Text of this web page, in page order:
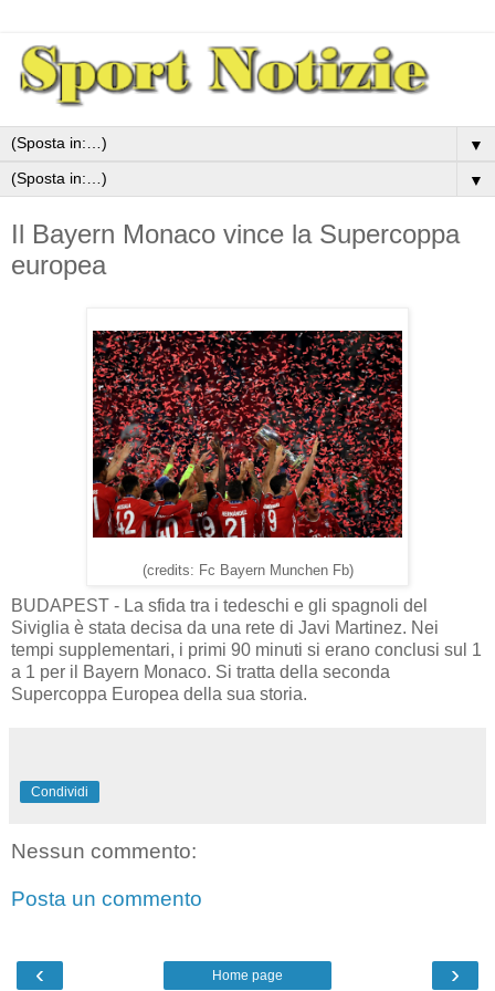
▼
▼
Il Bayern Monaco vince la Supercoppa
europea
(credits: Fc Bayern Munchen Fb)
BUDAPEST - La sfida tra i tedeschi e gli spagnoli del
Siviglia è stata decisa da una rete di Javi Martinez. Nei
tempi supplementari, i primi 90 minuti si erano conclusi sul 1
a 1 per il Bayern Monaco. Si tratta della seconda
Supercoppa Europea della sua storia.
Condividi
Nessun commento:
Posta un commento
‹ ›
Home page